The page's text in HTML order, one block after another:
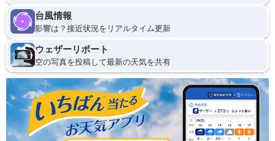
台風情報
影響は？接近状況をリアルタイム更新
ウェザーリポート
空の写真を投稿して最新の天気を共有